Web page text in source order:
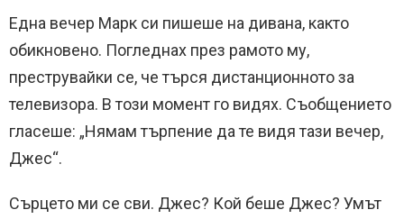
Една вечер Марк си пишеше на дивана, както
обикновено. Погледнах през рамото му,
преструвайки се, че търся дистанционното за
телевизора. В този момент го видях. Съобщението
гласеше: „Нямам търпение да те видя тази вечер,
Джес“.
Сърцето ми се сви. Джес? Кой беше Джес? Умът